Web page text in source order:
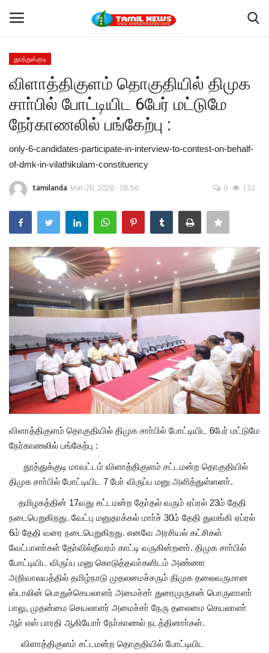
Home
தூத்துக்குடி
Contact
தமிழ்நாடு
இந்தியா
உலகம்
அரசியல்
தூத்துக்குடி
விளாத்திகுளம் தொகுதியில் திமுக
சாா்பில் போட்டியிட 6பேர் மட்டுமே
நேர்காணலில் பங்கேற்பு :
only-6-candidates-participate-in-interview-to-contest-on-behalf-
of-dmk-in-vilathikulam-constituency
tamilanda Mar 20, 2026 - 08:56 0 132
விளாத்திகுளம் தொகுதியில் திமுக சாா்பில் போட்டியிட 6பேர் மட்டுமே
நேர்காணலில் பங்கேற்பு :
தூத்துக்குடி மாவட்டம் விளாத்திகுளம் சட்டமன்ற தொகுதியில்
திமுக சாா்பில் போட்டியிட 7 போ் விருப்ப மனு அளித்துள்ளனா்.
தமிழகத்தின் 17வது சட்டமன்ற தோ்தல் வரும் ஏப்ரல் 23ம் தேதி
நடைபெறுகிறது. வேட்பு மனுதாக்கல் மாா்ச் 30ம் தேதி துவங்கி ஏப்ரல்
6ம் தேதி வரை நடைபெறுகிறது. எனவே அரசியல் கட்சிகள்
வேட்பாளா்கள் தோ்வில்தீவரம் காட்டி வருகின்றனா். திமுக சாா்பில்
போட்டியிட விருப்ப மனு கொடுத்தவா்களிடம் அண்ணா
அறிவாலயத்தில் தமிழ்நாடு முதலமைச்சரும் திமுக தலைவருமான
ஸ்டாலின் பொதுச்செயலாளர் அமைச்சா் துரைமுருகன் பொருளாளா்
பாலு, முதன்மை செயலாளர் அமைச்சா் நேரு தலைமை செயலாளா்
ஆா் எஸ் பாரதி ஆகியோா் நோ்காணல் நடத்தினாா்கள்.
விளாத்திகுளம் சட்டமன்ற தொகுதியில் போட்டியிட